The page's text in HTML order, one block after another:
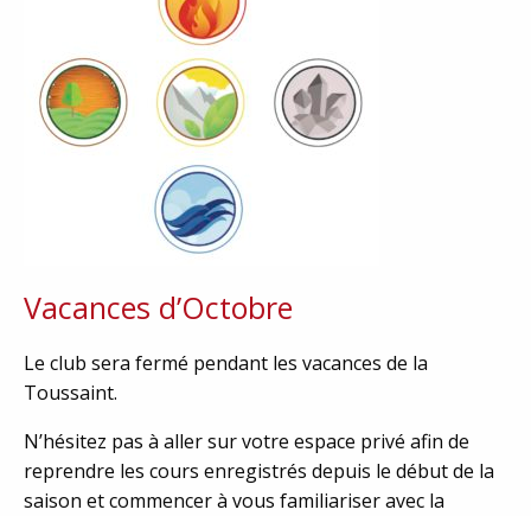
Vacances d’Octobre
Le club sera fermé pendant les vacances de la
Toussaint.
N’hésitez pas à aller sur votre espace privé afin de
reprendre les cours enregistrés depuis le début de la
saison et commencer à vous familiariser avec la